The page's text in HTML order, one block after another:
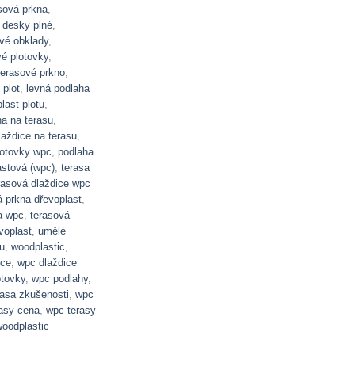
prkna
plné
obklady,
plotovky,
prkno
plot levná podlaha
plotu
na terasu
na terasu
wpc podlaha
(wpc) terasa
dlaždice wpc
prkna dřevoplast
wpc terasová
umělé
woodplastic
wpc dlaždice
, wpc podlahy,
zkušenosti wpc
cena wpc terasy